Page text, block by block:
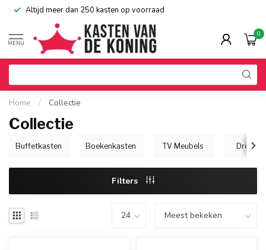
Altijd meer dan 250 kasten op voorraad
MENU
0
Home / Collectie
Collectie
Buffetkasten Boekenkasten TV Meubels
Filters